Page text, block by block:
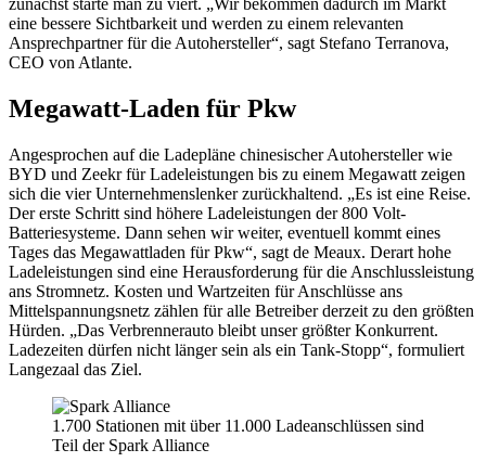
zunächst starte man zu viert. „Wir bekommen dadurch im Markt
eine bessere Sichtbarkeit und werden zu einem relevanten
Ansprechpartner für die Autohersteller“, sagt Stefano Terranova,
CEO von Atlante.
Megawatt-Laden für Pkw
Angesprochen auf die Ladepläne chinesischer Autohersteller wie
BYD und Zeekr für Ladeleistungen bis zu einem Megawatt zeigen
sich die vier Unternehmenslenker zurückhaltend. „Es ist eine Reise.
Der erste Schritt sind höhere Ladeleistungen der 800 Volt-
Batteriesysteme. Dann sehen wir weiter, eventuell kommt eines
Tages das Megawattladen für Pkw“, sagt de Meaux. Derart hohe
Ladeleistungen sind eine Herausforderung für die Anschlussleistung
ans Stromnetz. Kosten und Wartzeiten für Anschlüsse ans
Mittelspannungsnetz zählen für alle Betreiber derzeit zu den größten
Hürden. „Das Verbrennerauto bleibt unser größter Konkurrent.
Ladezeiten dürfen nicht länger sein als ein Tank-Stopp“, formuliert
Langezaal das Ziel.
1.700 Stationen mit über 11.000 Ladeanschlüssen sind
Teil der Spark Alliance